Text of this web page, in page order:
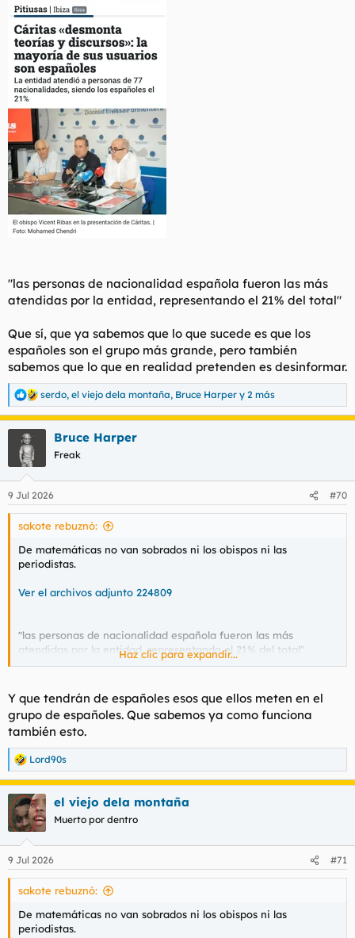
"las personas de nacionalidad española fueron las más
atendidas por la entidad, representando el 21% del total"
Que sí, que ya sabemos que lo que sucede es que los
españoles son el grupo más grande, pero también
sabemos que lo que en realidad pretenden es desinformar.
R
e
a
e
s
serdo, el viejo dela montaña, Bruce Harper y 2 más
Bruce Harper
Freak
9 Jul 2026 #70
sakote rebuznó:
De matemáticas no van sobrados ni los obispos ni las
periodistas.
Ver el archivos adjunto 224809
"las personas de nacionalidad española fueron las más
atendidas por la entidad, representando el 21% del total"
son el grupo más grande, pero también sabemos que lo que en
realidad pretenden es desinformar.
Haz clic para expandir...
Y que tendrán de españoles esos que ellos meten en el
grupo de españoles. Que sabemos ya como funciona
también esto.
R
e
a
c
c
i
e
s
Lord90s
el viejo dela montaña
Muerto por dentro
9 Jul 2026 #71
sakote rebuznó:
De matemáticas no van sobrados ni los obispos ni las
periodistas.